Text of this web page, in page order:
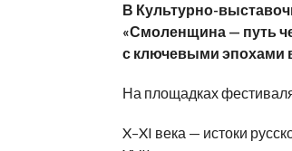
В Культурно-
«Смоленщина — путь
с ключевыми эпохами
На площадках
X–XI века — истоки